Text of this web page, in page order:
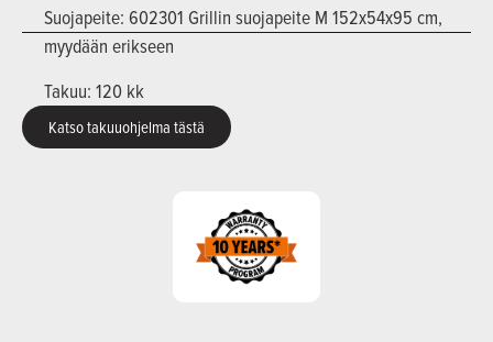
Suojapeite: 602301 Grillin suojapeite M 152x54x95 cm,
myydään erikseen
Takuu: 120 kk
Katso takuuohjelma tästä